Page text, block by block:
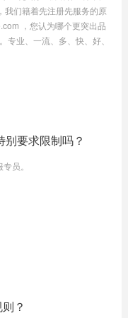
我们籍着先注册先服务的原
，您认为哪个更突出品
专业、一流、多、快、好、
要求限制吗？
员。
？